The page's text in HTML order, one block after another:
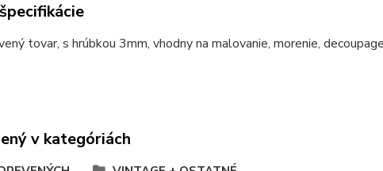
tovar, s hrúbkou 3mm, vhodny na malovanie, morenie,
v kategóriách